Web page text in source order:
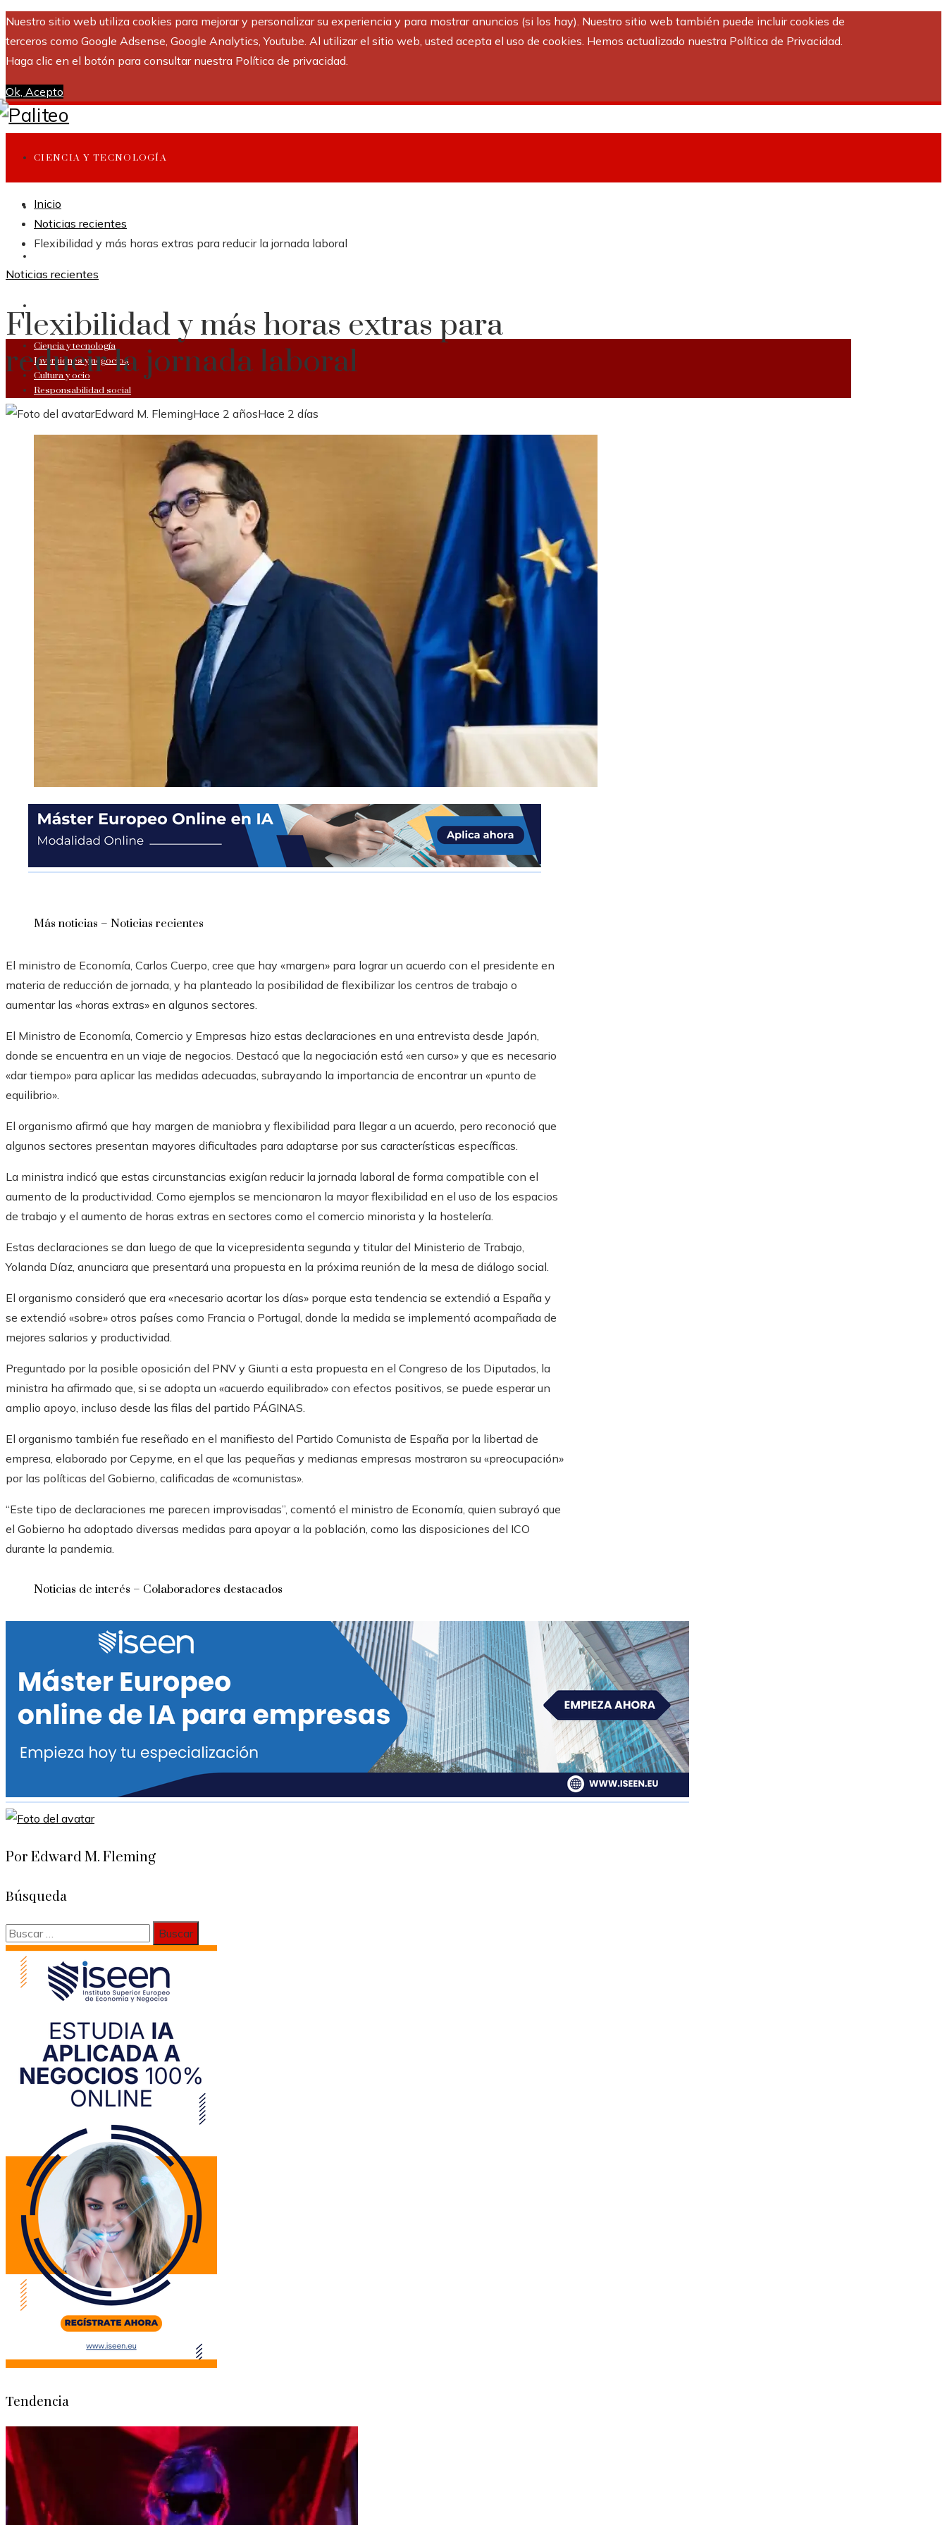
Nuestro sitio web utiliza cookies para mejorar y personalizar su experiencia y para mostrar anuncios (si los hay). Nuestro sitio web también puede incluir cookies de
terceros como Google Adsense, Google Analytics, Youtube. Al utilizar el sitio web, usted acepta el uso de cookies. Hemos actualizado nuestra Política de Privacidad.
Haga clic en el botón para consultar nuestra Política de privacidad.
Ok, Acepto
CIENCIA Y TECNOLOGÍA
INVERSIONES Y NEGOCIOS
Ciencia y tecnología
Inversiones y negocios
Cultura y ocio
Responsabilidad social
Inicio
Noticias recientes
Flexibilidad y más horas extras para reducir la jornada laboral
Noticias recientes
Flexibilidad y más horas extras para
reducir la jornada laboral
Edward M. FlemingHace 2 añosHace 2 días
Más noticias – Noticias recientes
El ministro de Economía, Carlos Cuerpo, cree que hay «margen» para lograr un acuerdo con el presidente en
materia de reducción de jornada, y ha planteado la posibilidad de flexibilizar los centros de trabajo o
aumentar las «horas extras» en algunos sectores.
El Ministro de Economía, Comercio y Empresas hizo estas declaraciones en una entrevista desde Japón,
donde se encuentra en un viaje de negocios. Destacó que la negociación está «en curso» y que es necesario
«dar tiempo» para aplicar las medidas adecuadas, subrayando la importancia de encontrar un «punto de
equilibrio».
El organismo afirmó que hay margen de maniobra y flexibilidad para llegar a un acuerdo, pero reconoció que
algunos sectores presentan mayores dificultades para adaptarse por sus características específicas.
La ministra indicó que estas circunstancias exigían reducir la jornada laboral de forma compatible con el
aumento de la productividad. Como ejemplos se mencionaron la mayor flexibilidad en el uso de los espacios
de trabajo y el aumento de horas extras en sectores como el comercio minorista y la hostelería.
Estas declaraciones se dan luego de que la vicepresidenta segunda y titular del Ministerio de Trabajo,
Yolanda Díaz, anunciara que presentará una propuesta en la próxima reunión de la mesa de diálogo social.
El organismo consideró que era «necesario acortar los días» porque esta tendencia se extendió a España y
se extendió «sobre» otros países como Francia o Portugal, donde la medida se implementó acompañada de
mejores salarios y productividad.
Preguntado por la posible oposición del PNV y Giunti a esta propuesta en el Congreso de los Diputados, la
ministra ha afirmado que, si se adopta un «acuerdo equilibrado» con efectos positivos, se puede esperar un
amplio apoyo, incluso desde las filas del partido PÁGINAS.
El organismo también fue reseñado en el manifiesto del Partido Comunista de España por la libertad de
empresa, elaborado por Cepyme, en el que las pequeñas y medianas empresas mostraron su «preocupación»
por las políticas del Gobierno, calificadas de «comunistas».
“Este tipo de declaraciones me parecen improvisadas”, comentó el ministro de Economía, quien subrayó que
el Gobierno ha adoptado diversas medidas para apoyar a la población, como las disposiciones del ICO
durante la pandemia.
Noticias de interés – Colaboradores destacados
Por Edward M. Fleming
Búsqueda
Buscar:
Tendencia